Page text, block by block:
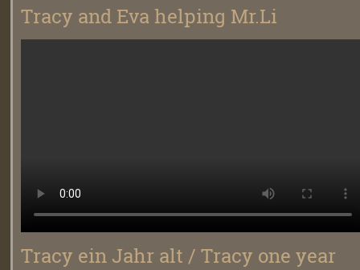
Tracy and Eva helping Mr.Li
Tracy ein Jahr alt / Tracy one year